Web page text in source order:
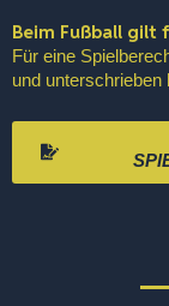
Beim Fußball gilt
Für eine
und unterschrieben